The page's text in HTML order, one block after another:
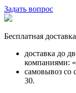
Задать вопрос
Бесплатная
доставка до
компаниями:
самовывоз со
30.